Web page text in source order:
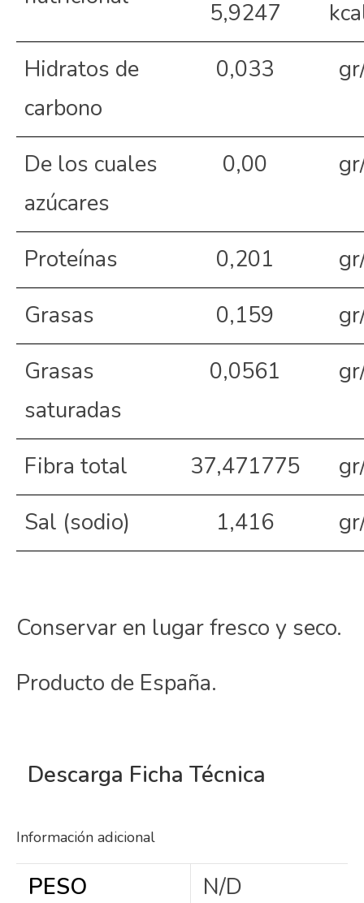
5,9247
Hidratos de
carbono
0,033
De los cuales
azúcares
0,00
Proteínas 0,201
Grasas
0,159
Grasas
saturadas
0,0561
Fibra total 37,471775
Sal (sodio)
1,416
Conservar en lugar fresco y seco.
Producto de España.
Descarga Ficha Técnica
Información adicional
PESO
N/D